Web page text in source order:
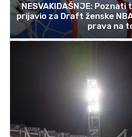
NESVAKIDAŠNJE:
prijavio za Draft ženske
prava na